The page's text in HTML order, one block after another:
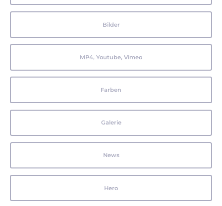
Bilder
MP4, Youtube, Vimeo
Farben
Galerie
News
Hero